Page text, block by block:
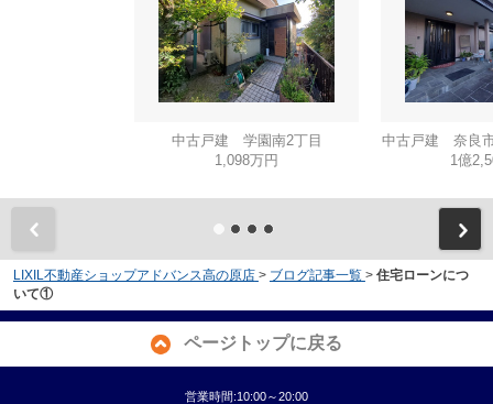
中古戸建 学園南2丁目
1,098万円
中古戸建 奈良
1億
LIXIL不動産ショップアドバンス高の原店 > ブログ記事一覧 > 住宅ローンにつ
いて①
ページトップに戻る
営業時間:10:00～20:00